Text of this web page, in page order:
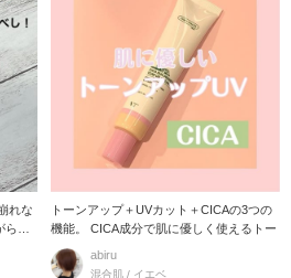
れな
トーンアップ＋UVカット＋CICAの3つの
機能。 CICA成分で肌に優しく使えるトー
abiru
混合肌 / イエベ